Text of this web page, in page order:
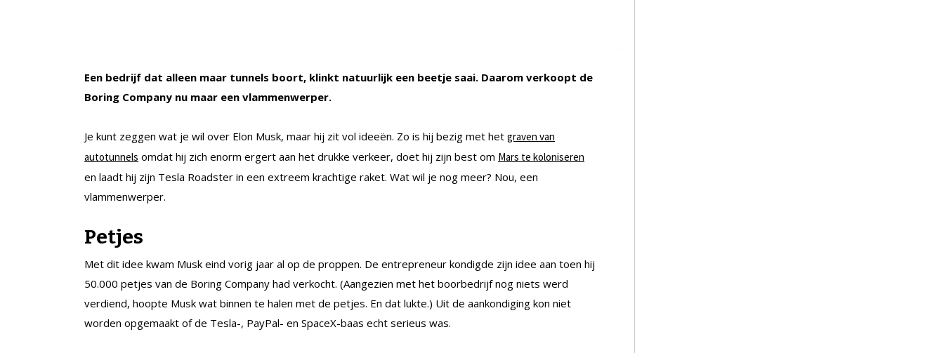
Een bedrijf dat alleen maar tunnels boort, klinkt natuurlijk een beetje saai. Daarom verkoopt de
Boring Company nu maar een vlammenwerper.
Je kunt zeggen wat je wil over Elon Musk, maar hij zit vol ideeën. Zo is hij bezig met het graven van
autotunnels omdat hij zich enorm ergert aan het drukke verkeer, doet hij zijn best om Mars te koloniseren
en laadt hij zijn Tesla Roadster in een extreem krachtige raket. Wat wil je nog meer? Nou, een
vlammenwerper.
Petjes
Met dit idee kwam Musk eind vorig jaar al op de proppen. De entrepreneur kondigde zijn idee aan toen hij
50.000 petjes van de Boring Company had verkocht. (Aangezien met het boorbedrijf nog niets werd
verdiend, hoopte Musk wat binnen te halen met de petjes. En dat lukte.) Uit de aankondiging kon niet
worden opgemaakt of de Tesla-, PayPal- en SpaceX-baas echt serieus was.